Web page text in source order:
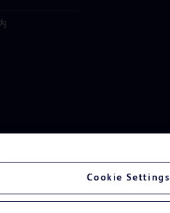
Cookie Settings